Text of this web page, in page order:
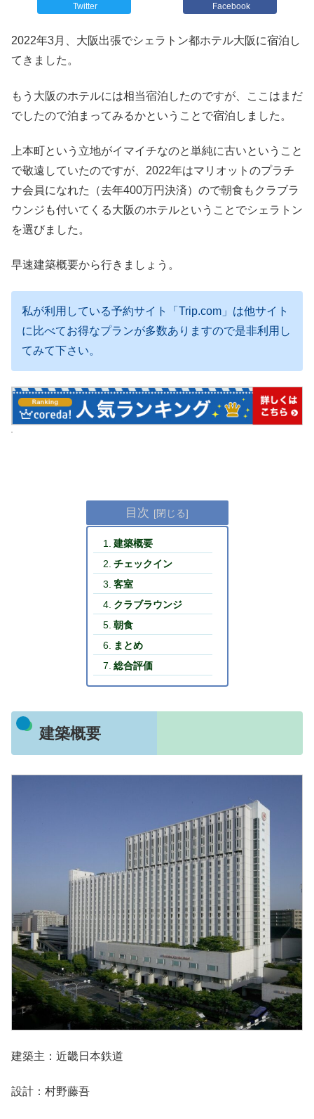
Twitter Facebook
2022年3月、大阪出張でシェラトン都ホテル大阪に宿泊し
てきました。
もう大阪のホテルには相当宿泊したのですが、ここはまだ
でしたので泊まってみるかということで宿泊しました。
上本町という立地がイマイチなのと単純に古いということ
で敬遠していたのですが、2022年はマリオットのプラチ
ナ会員になれた（去年400万円決済）ので朝食もクラブラ
ウンジも付いてくる大阪のホテルということでシェラトン
を選びました。
早速建築概要から行きましょう。
私が利用している予約サイト「Trip.com」は他サイト
に比べてお得なプランが多数ありますので是非利用し
てみて下さい。
目次
建築概要
チェックイン
客室
クラブラウンジ
朝食
まとめ
総合評価
建築概要
建築主：近畿日本鉄道
設計：村野藤吾